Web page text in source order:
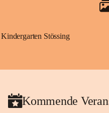
Kindergarten Stössing
Kommende